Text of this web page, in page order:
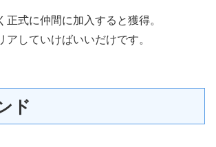
正式に仲間に加入すると獲得。
アしていけばいいだけです。
ド